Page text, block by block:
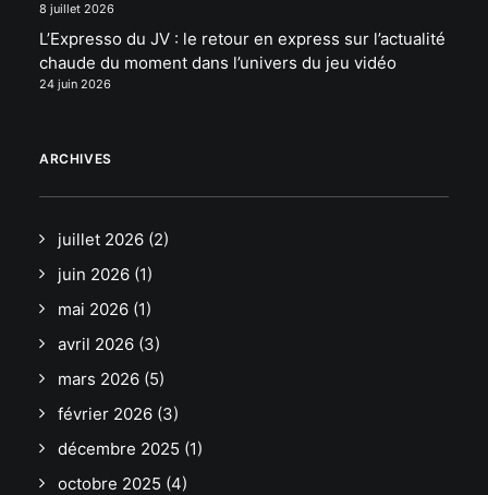
8 juillet 2026
L’Expresso du JV : le retour en express sur l’actualité
chaude du moment dans l’univers du jeu vidéo
24 juin 2026
ARCHIVES
juillet 2026 (2)
juin 2026 (1)
mai 2026 (1)
avril 2026 (3)
mars 2026 (5)
février 2026 (3)
décembre 2025 (1)
octobre 2025 (4)